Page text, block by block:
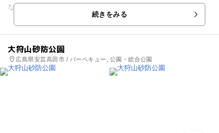
な日本庭園の三景園…でも家族のお出掛けなら何といっても目
玉はサイクリングコースです...続きをみる
大狩山砂防公園
広島県安芸高田市 / バーベキュー, 公園・総合公園